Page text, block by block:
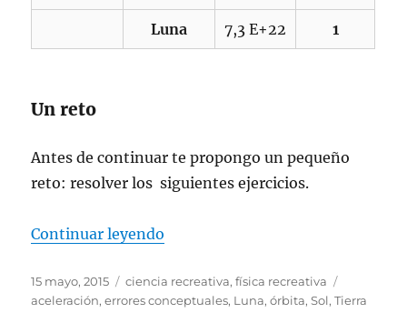
Luna 7,3 E+22 1
Un reto
Antes de continuar te propongo un pequeño
reto: resolver los siguientes ejercicios.
Continuar leyendo
Publicado
el
15 mayo, 2015 Categorías
ciencia recreativa,física recreativa
aceleración,errores conceptuales, Luna,órbita,Sol,Tierra